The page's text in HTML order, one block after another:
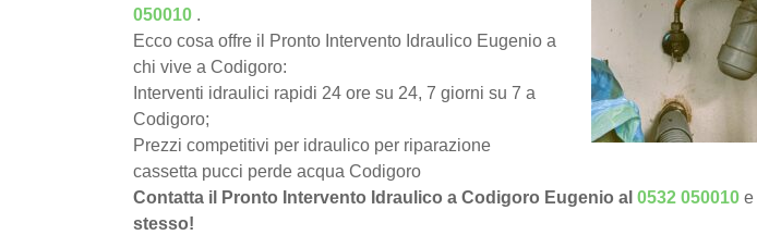
050010 .
Ecco cosa offre il Pronto Intervento Idraulico Eugenio a
chi vive a Codigoro:
Interventi idraulici rapidi 24 ore su 24, 7 giorni su 7 a
Codigoro;
Prezzi competitivi per idraulico per riparazione
cassetta pucci perde acqua Codigoro
Contatta il Pronto Intervento Idraulico a Codigoro Eugenio al 0532 050010 e
stesso!